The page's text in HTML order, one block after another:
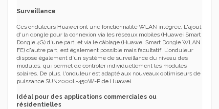
Surveillance
Ces onduleurs Huawei ont une fonctionnalité WLAN intégrée. L'ajout
d'un dongle pour la connexion via les réseaux mobiles (Huawei Smart
Dongle 4G) d'une part, et via le câblage (Huawei Smart Dongle WLAN
FE) d'autre part, est également possible mais facultatif. L'onduleur
dispose également d'un système de surveillance du niveau des
modules, qui permet de contrôler individuellement les modules
solaires. De plus, l'onduleur est adapté aux nouveaux optimiseurs de
puissance SUN2000L-450W-P de Huawei.
Idéal pour des applications commerciales ou
résidentielles